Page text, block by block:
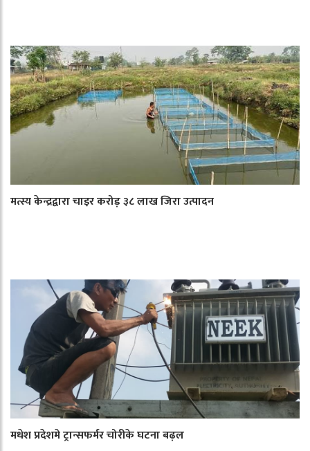
मत्स्य केन्द्रद्वारा चाइर करोड़ ३८ लाख जिरा उत्पादन
मधेश प्रदेशमे ट्रान्सफर्मर चोरीके घटना बढ़ल